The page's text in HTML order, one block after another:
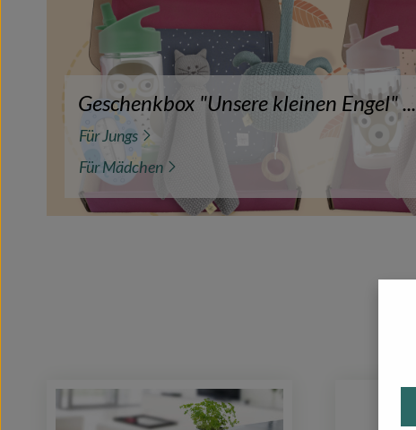
Geschenkbox "Unsere kleinen Engel" ...
Für Jungs
Für Mädchen